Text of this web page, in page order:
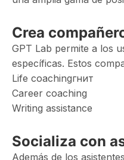
Crea
GPT Lab permite a los
específicas. Estos
Life coachingгнит
Career coaching
Writing assistance
Socializa con
Además de los